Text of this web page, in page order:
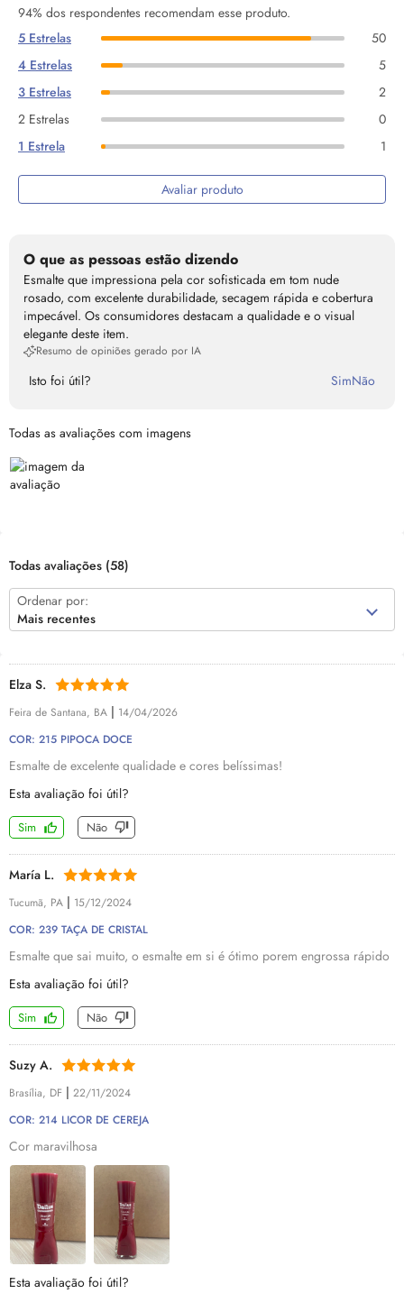
94% dos respondentes recomendam esse produto.
5 Estrelas
50
4 Estrelas
5
3 Estrelas
2
2 Estrelas
0
1 Estrela
1
Avaliar produto
O que as pessoas estão dizendo
Esmalte que impressiona pela cor sofisticada em tom nude
rosado, com excelente durabilidade, secagem rápida e cobertura
impecável. Os consumidores destacam a qualidade e o visual
elegante deste item.
Resumo de opiniões gerado por IA
Isto foi útil? SimNão
Todas as avaliações com imagens
Todas avaliações (58)
Ordenar por:
Mais recentes
Elza S.
Feira de Santana, BA | 14/04/2026
COR: 215 PIPOCA DOCE
Esmalte de excelente qualidade e cores belíssimas!
Esta avaliação foi útil?
Sim Não
María L.
Tucumã, PA | 15/12/2024
COR: 239 TAÇA DE CRISTAL
Esmalte que sai muito, o esmalte em si é ótimo porem engrossa rápido
Esta avaliação foi útil?
Sim Não
Suzy A.
Brasília, DF | 22/11/2024
COR: 214 LICOR DE CEREJA
Cor maravilhosa
Esta avaliação foi útil?